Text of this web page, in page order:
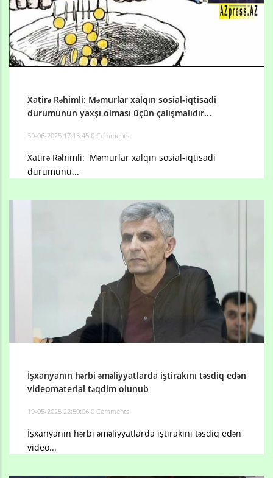
Xatirə Rəhimli: Məmurlar xalqın sosial-iqtisadi
durumunun yaxşı olması üçün çalışmalıdır...
30-06-2025 17:13:45 0 Comments
Xatirə Rəhimli: Məmurlar xalqın sosial-iqtisadi
durumunu...
İşxanyanın hərbi əməliyyatlarda iştirakını təsdiq edən
videomaterial təqdim olunub
19-05-2025 22:50:06 0 Comments
İşxanyanın hərbi əməliyyatlarda iştirakını təsdiq edən
video...